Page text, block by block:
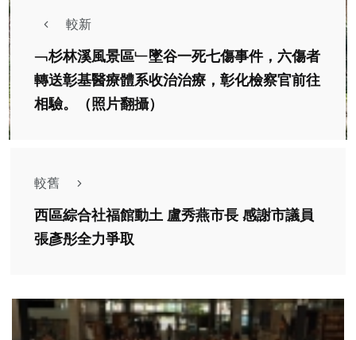
較新
﹁杉林溪風景區﹂墜谷一死七傷事件，六傷者
轉送彰基醫療體系收治治療，彰化檢察官前往
相驗。（照片翻攝）
較舊
西區綜合社福館動土 盧秀燕市長 感謝市議員
張彥彤全力爭取